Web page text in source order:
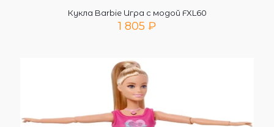
Кукла Barbie Игра с модой FXL60
1 805 ₽